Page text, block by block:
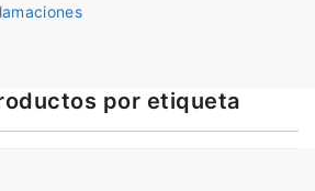
por etiqueta